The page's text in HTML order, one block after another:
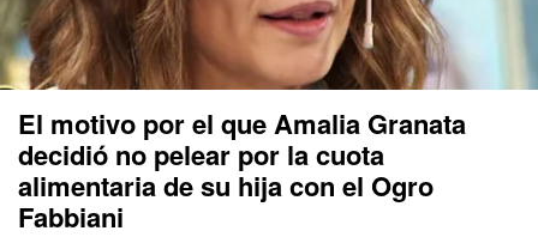
El motivo por el que Amalia Granata
decidió no pelear por la cuota
alimentaria de su hija con el Ogro
Fabbiani